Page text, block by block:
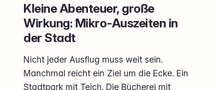
Kleine Abenteuer, große
Wirkung: Mikro-Auszeiten in
der Stadt
Nicht jeder Ausflug muss weit sein.
Manchmal reicht ein Ziel um die Ecke. Ein
Stadtpark mit Teich. Die Bücherei mit